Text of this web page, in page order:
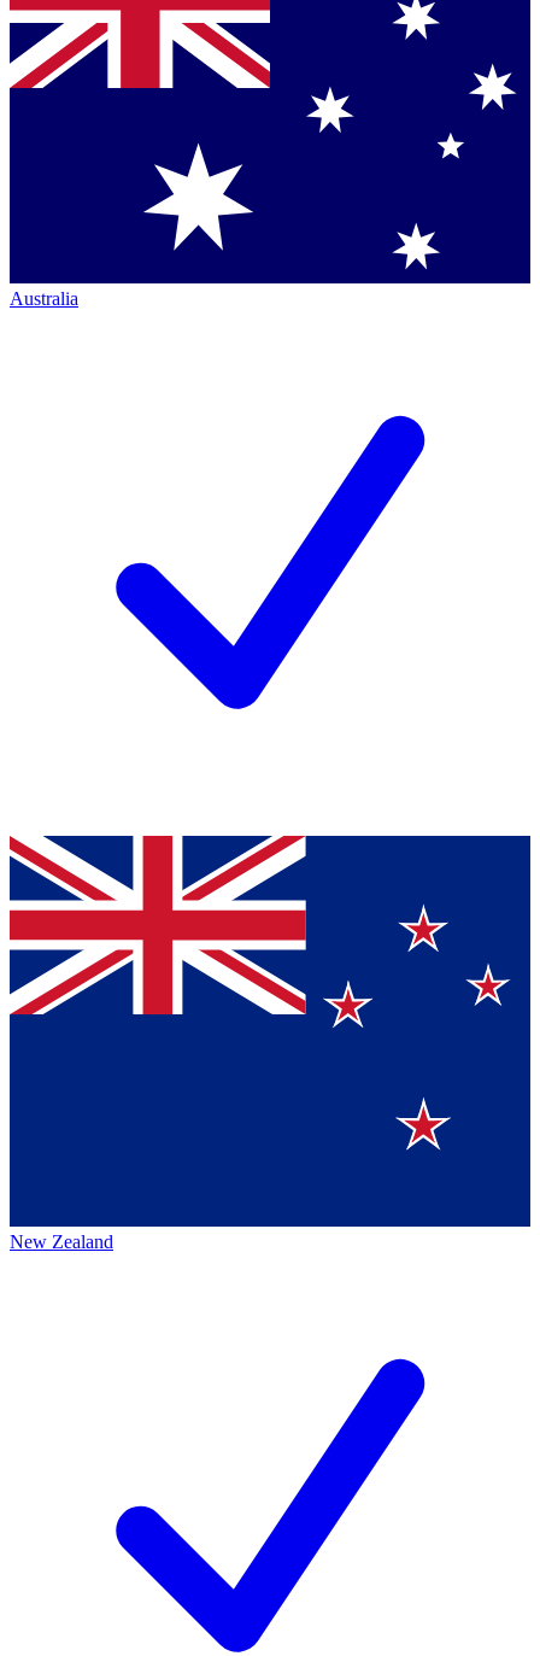
Australia
New Zealand